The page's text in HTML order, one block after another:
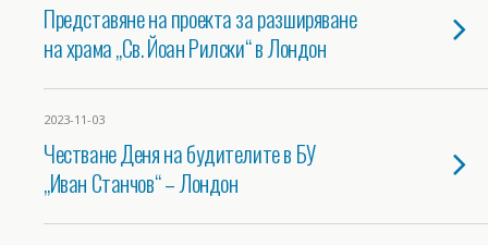
Представяне на проекта за разширяване
на храма „Св. Йоан Рилски“ в Лондон
2023-11-03
Честване Деня на будителите в БУ
„Иван Станчов“ – Лондон